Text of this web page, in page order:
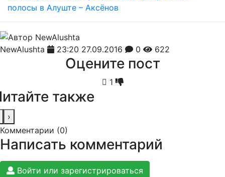
NewAlushta 23:20 27.09.2016 0 622
Оцените пост
1
также
›
Комментарии (0)
Написать комментарий
Войти или зарегистрироваться